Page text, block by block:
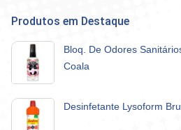
Produtos em Destaque
Bloq. De Odores
Coala
Desinfetante Lysoform